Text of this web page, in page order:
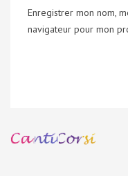
Enregistrer mon nom,
navigateur pour mon